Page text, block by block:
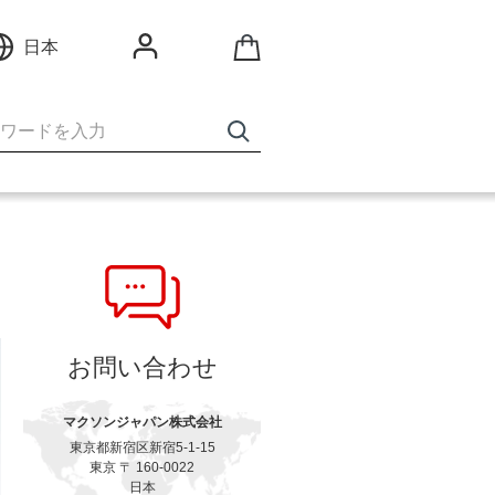
日本
お問い合わせ
マクソンジャパン株式会社
東京都新宿区新宿5-1-15
東京 〒 160-0022
日本